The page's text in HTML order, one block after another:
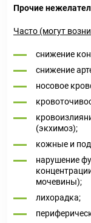
Прочие
Часто (могут
снижение
снижение
носовое
(экхимоз);
кожные и
нарушение
мочевины);
лихорадка;